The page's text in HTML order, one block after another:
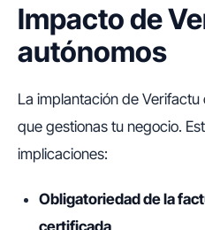
Impacto de
autónomos
La implantación de
que gestionas tu negocio.
implicaciones:
Obligatoriedad de la
certificada